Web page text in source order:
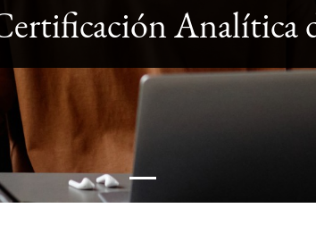
Analítica